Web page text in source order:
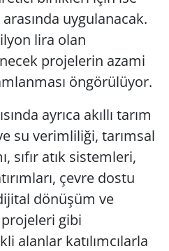
uygulanacak.
lira olan
projelerin azami
öngörülüyor.
ayrıca akıllı tarım
su verimliliği, tarımsal
sıfır atık sistemleri,
çevre dostu
dönüşüm ve
gibi
alanlar katılımcılarla